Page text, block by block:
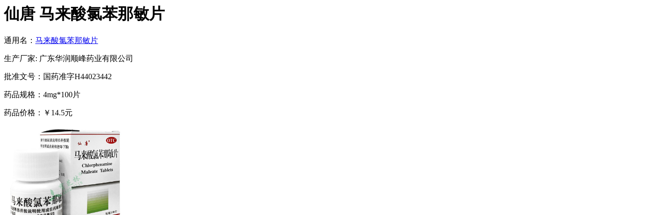
仙唐 马来酸氯苯那敏片
通用名： 马来酸氯苯那敏片
生产厂家: 广东华润顺峰药业有限公司
批准文号：国药准字H44023442
药品规格：4mg*100片
药品价格：￥14.5元